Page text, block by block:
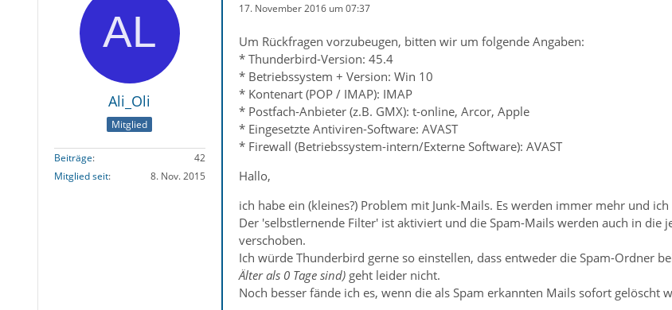
Ali_Oli
Mitglied
Beiträge
42
Mitglied seit
8. Nov. 2015
17. November 2016 um 07:37
Um Rückfragen vorzubeugen, bitten wir um folgende Angaben:
* Thunderbird-Version: 45.4
* Betriebssystem + Version: Win 10
* Kontenart (POP / IMAP): IMAP
* Postfach-Anbieter (z.B. GMX): t-online, Arcor, Apple
* Eingesetzte Antiviren-Software: AVAST
* Firewall (Betriebssystem-intern/Externe Software): AVAST
Hallo,
ich habe ein (kleines?) Problem mit Junk-Mails. Es werden immer mehr und
Der 'selbstlernende Filter' ist aktiviert und die Spam-Mails werden auch in die
verschoben.
Ich würde Thunderbird gerne so einstellen, dass entweder die Spam-Ordner
Älter als 0 Tage sind)geht leider nicht.
Noch besser fände ich es, wenn die als Spam erkannten Mails sofort gelöscht